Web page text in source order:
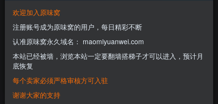
评分
欢迎加入原味窝
注册账号成为原味窝的用户，每日精彩不断
认准原味窝永久域名： maomiyuanwei.com
本站已经被墙，浏览本站一定要翻墙搭梯子才可以进入，预计月
底恢复
每个卖家必须严格审核方可入驻
谢谢大家的支持